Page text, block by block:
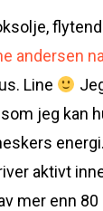
andersen
Line
jeg
aktivt
mer enn